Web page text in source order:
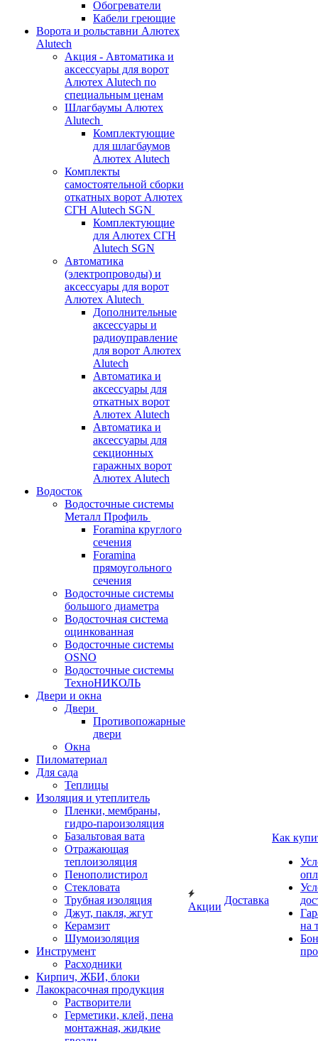
Обогреватели
Кабели греющие
Ворота и рольставни Алютех
Alutech
Акция - Автоматика и
аксессуары для ворот
Алютех Alutech по
специальным ценам
Шлагбаумы Алютех
Alutech
Комплектующие
для шлагбаумов
Алютех Alutech
Комплекты
самостоятельной сборки
откатных ворот Алютех
СГН Alutech SGN
Комплектующие
для Алютех СГН
Alutech SGN
Автоматика
(электропроводы) и
аксессуары для ворот
Алютех Alutech
Дополнительные
аксессуары и
радиоуправление
для ворот Алютех
Alutech
Автоматика и
аксессуары для
откатных ворот
Алютех Alutech
Автоматика и
аксессуары для
секционных
гаражных ворот
Алютех Alutech
Водосток
Водосточные системы
Металл Профиль
Foramina круглого
сечения
Foramina
прямоугольного
сечения
Водосточные системы
большого диаметра
Водосточная система
оцинкованная
Водосточные системы
OSNO
Водосточные системы
ТехноНИКОЛЬ
Двери и окна
Двери
Противопожарные
двери
Окна
Пиломатериал
Для сада
Теплицы
Изоляция и утеплитель
Пленки, мембраны,
гидро-пароизоляция
Базальтовая вата
Отражающая
теплоизоляция
Пенополистирол
Стекловата
Трубная изоляция
Джут, пакля, жгут
Керамзит
Шумоизоляция
Инструмент
Расходники
Кирпич, ЖБИ, блоки
Лакокрасочная продукция
Растворители
Герметики, клей, пена
монтажная, жидкие
Акции
Доставка
Как
на